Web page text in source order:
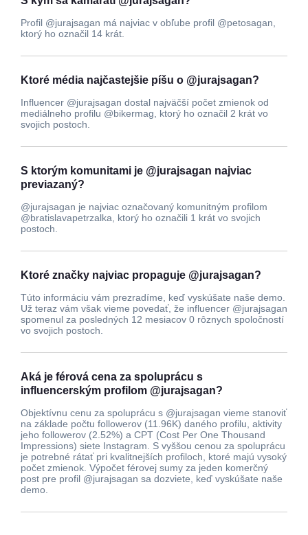
Profil @jurajsagan má najviac v obľube profil @petosagan,
ktorý ho označil 14 krát.
Ktoré média najčastejšie píšu o @jurajsagan?
Influencer @jurajsagan dostal najväčší počet zmienok od
mediálneho profilu @bikermag, ktorý ho označil 2 krát vo
svojich postoch.
S ktorým komunitami je @jurajsagan najviac
previazaný?
@jurajsagan je najviac označovaný komunitným profilom
@bratislavapetrzalka, ktorý ho označili 1 krát vo svojich
postoch.
Ktoré značky najviac propaguje @jurajsagan?
Túto informáciu vám prezradíme, keď vyskúšate naše demo.
Už teraz vám však vieme povedať, že influencer @jurajsagan
spomenul za posledných 12 mesiacov 0 rôznych spoločností
vo svojich postoch.
Aká je férová cena za spoluprácu s
influencerským profilom @jurajsagan?
Objektívnu cenu za spoluprácu s @jurajsagan vieme stanoviť
na základe počtu followerov (11.96K) daného profilu, aktivity
jeho followerov (2.52%) a CPT (Cost Per One Thousand
Impressions) siete Instagram. S vyššou cenou za spoluprácu
je potrebné rátať pri kvalitnejších profiloch, ktoré majú vysoký
počet zmienok. Výpočet férovej sumy za jeden komerčný
post pre profil @jurajsagan sa dozviete, keď vyskúšate naše
demo.